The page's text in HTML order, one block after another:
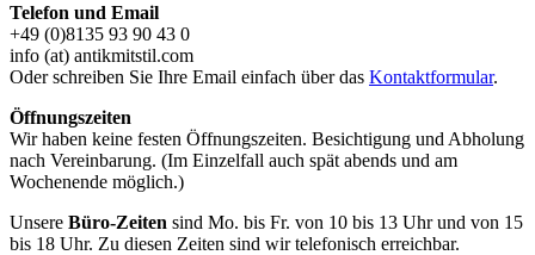
Telefon und Email
+49 (0)8135 93 90 43 0
info (at) antikmitstil.com
Oder schreiben Sie Ihre Email einfach über das Kontaktformular.
Öffnungszeiten
Wir haben keine festen Öffnungszeiten. Besichtigung und Abholung
nach Vereinbarung. (Im Einzelfall auch spät abends und am
Wochenende möglich.)
Unsere Büro-Zeiten sind Mo. bis Fr. von 10 bis 13 Uhr und von 15
bis 18 Uhr. Zu diesen Zeiten sind wir telefonisch erreichbar.